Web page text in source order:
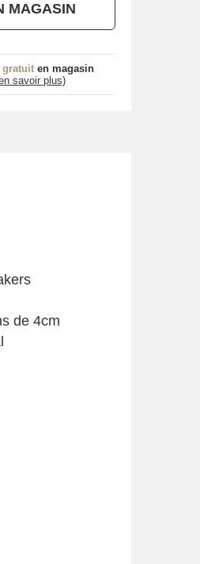
MAGASIN
gratuiten magasin
savoir plus)
de 4cm